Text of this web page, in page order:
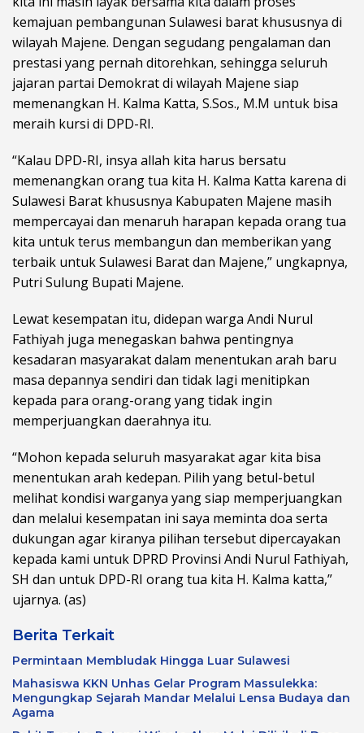
kemajuan pembangunan Sulawesi barat khususnya di
wilayah Majene. Dengan segudang pengalaman dan
prestasi yang pernah ditorehkan, sehingga seluruh
jajaran partai Demokrat di wilayah Majene siap
memenangkan H. Kalma Katta, S.Sos., M.M untuk bisa
meraih kursi di DPD-RI.
“Kalau DPD-RI, insya allah kita harus bersatu
memenangkan orang tua kita H. Kalma Katta karena di
Sulawesi Barat khususnya Kabupaten Majene masih
mempercayai dan menaruh harapan kepada orang tua
kita untuk terus membangun dan memberikan yang
terbaik untuk Sulawesi Barat dan Majene,” ungkapnya,
Putri Sulung Bupati Majene.
Lewat kesempatan itu, didepan warga Andi Nurul
Fathiyah juga menegaskan bahwa pentingnya
kesadaran masyarakat dalam menentukan arah baru
masa depannya sendiri dan tidak lagi menitipkan
kepada para orang-orang yang tidak ingin
memperjuangkan daerahnya itu.
“Mohon kepada seluruh masyarakat agar kita bisa
menentukan arah kedepan. Pilih yang betul-betul
melihat kondisi warganya yang siap memperjuangkan
dan melalui kesempatan ini saya meminta doa serta
dukungan agar kiranya pilihan tersebut dipercayakan
kepada kami untuk DPRD Provinsi Andi Nurul Fathiyah,
SH dan untuk DPD-RI orang tua kita H. Kalma katta,”
ujarnya. (as)
Berita Terkait
Permintaan Membludak Hingga Luar Sulawesi
Mahasiswa KKN Unhas Gelar Program Massulekka:
Mengungkap Sejarah Mandar Melalui Lensa Budaya dan
Agama